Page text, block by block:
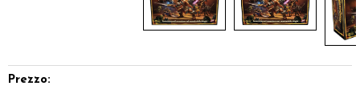
Prezzo: